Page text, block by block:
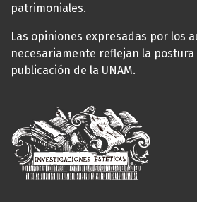
patrimoniales.
Las opiniones expresadas por los
necesariamente reflejan la
publicación de la UNAM.